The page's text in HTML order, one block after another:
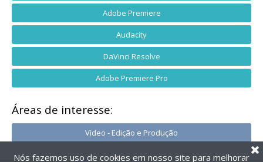
Adobe Premiere
Audacity
DaVinci Resolve
Adobe Premiere Pro
Áreas de interesse:
Vídeo - Edição e Produção
Nós fazemos uso de cookies em nosso site para melhorar